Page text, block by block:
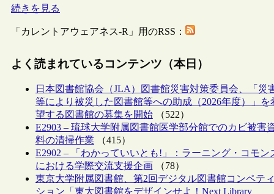
続きを見る
「カレントアウェアネス-R」用のRSS：
よく読まれているコンテンツ（本日）
日本図書館協会（JLA）図書館災害対策委員会、「災
等により被災した図書館等への助成（2026年度）」を
望する図書館の募集を開始 （522）
E2903 – 琉球大学附属図書館医学部分館でのカビ被害
料の清掃作業 （415）
E2902 – 「わかっていいとも!」：ラーニング・コモン
における学際交流支援企画 （78）
東京大学附属図書館、第2回デジタル図書館コンペティ
ション「東大図書館をデザインせよ！Next Library